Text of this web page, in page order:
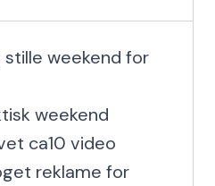
stille weekend for
weekend
ca10 video
reklame for